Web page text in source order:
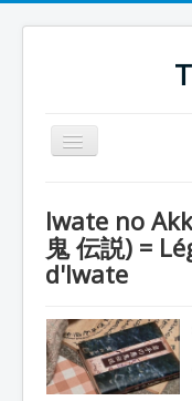
Basculer
la
Toku-Actrices
Toku-Critiques
Films
COSAA
Iwate no
鬼 伝説) =
d'Iwate